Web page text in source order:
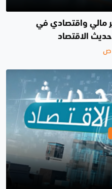
مالي واقتصادي في
الاقتصاد